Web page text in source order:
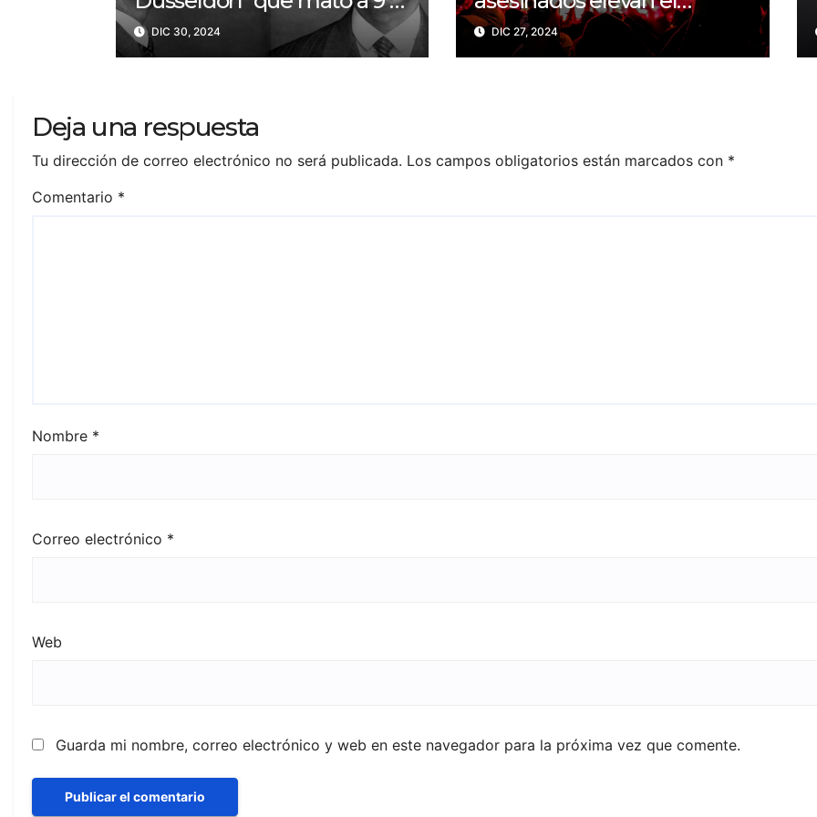
bebió sangre de sus
víctimas?
DIC 30, 2024
balance a 200 trabajadores
de la prensa muertos en
DIC 27, 2024
Deja una respuesta
Tu dirección de correo electrónico no será publicada. Los campos obligatorios están marcados con *
Comentario *
Nombre *
Correo electrónico *
Web
Guarda mi nombre, correo electrónico y web en este navegador para la próxima vez que comente.